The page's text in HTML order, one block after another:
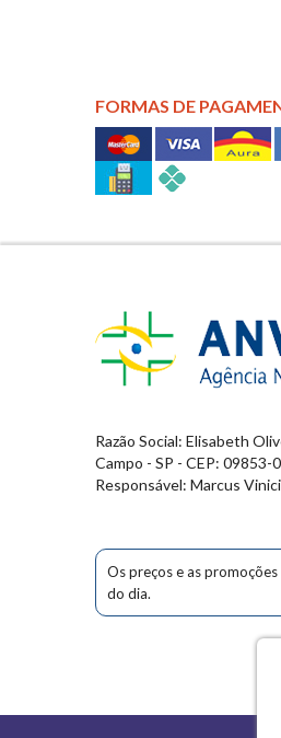
FORMAS DE
Razão Social: Elisabeth
Campo - SP - CEP:
Responsável: Marcus
Os preços e as
do dia.